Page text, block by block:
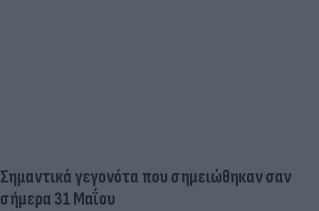
Σημαντικά γεγονότα που σημειώθηκαν σαν
σήμερα 31 Μαΐου